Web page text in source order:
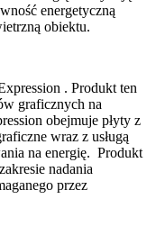
energetyczną
obiektu.
. Produkt ten
graficznych na
obejmuje płyty z
wraz z usługą
na energię. Produkt
nadania
przez